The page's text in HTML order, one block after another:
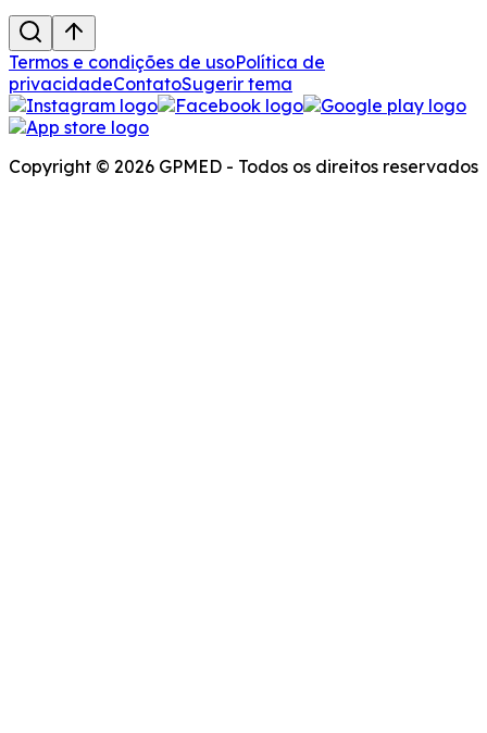
Termos e condições de usoPolítica de
privacidadeContatoSugerir tema
Copyright © 2026 GPMED - Todos os direitos reservados